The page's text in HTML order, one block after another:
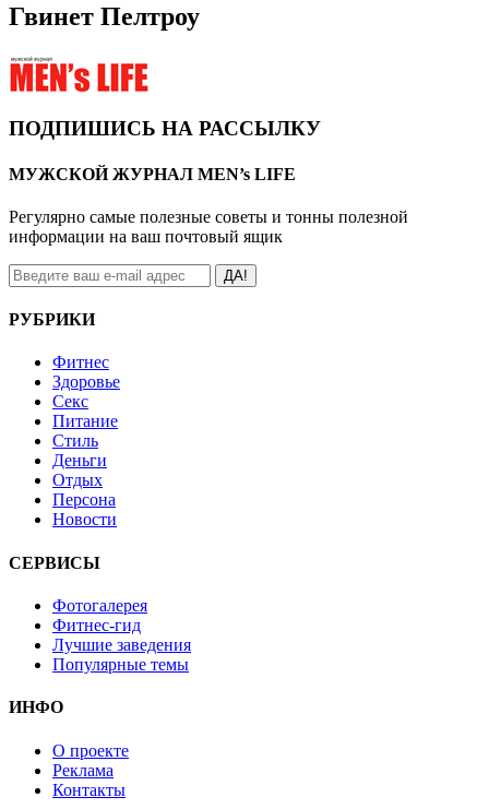
Гвинет Пелтроу
ПОДПИШИСЬ НА РАССЫЛКУ
МУЖСКОЙ ЖУРНАЛ MEN’s LIFE
Регулярно самые полезные советы и тонны полезной
информации на ваш почтовый ящик
ДА!
РУБРИКИ
Фитнес
Здоровье
Секс
Питание
Стиль
Деньги
Отдых
Персона
Новости
СЕРВИСЫ
Фотогалерея
Фитнес-гид
Лучшие заведения
Популярные темы
ИНФО
О проекте
Реклама
Контакты